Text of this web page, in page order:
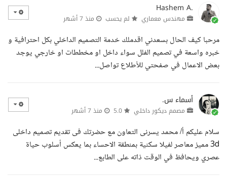
Hashem A.
مهندس معماري لم يحسب منذ 7 أشهر
مرحبا كيف الحال بسعدني اقدملك خدمة التصميم الداخلي بكل احترافية و
خبره واسعة في تصميم الفلل سواء داخل او مخططات او خارجي يوجد
بعض الاعمال في صفحتي للأطلاع تواصل...
أسماء س.
مصمم ديكور داخلي منذ 7 أشهر
سلام عليكم أ/ محمد يسرنى التعاون مع حضرتك فى تقديم تصميم داخلى
3d مميز معاصر لفيلا سكنية بمنطقة الاحساء بما يعكس أسلوب حياة
عصري ويحافظ في الوقت ذاته على الطابع...